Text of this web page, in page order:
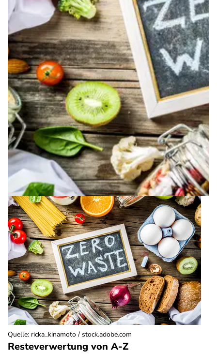
Resteverwertung von A-Z
Quelle: ricka_kinamoto / stock.adobe.com